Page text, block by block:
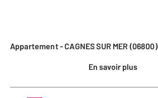
Appartement - CAGNES SUR MER (06800)
En savoir plus